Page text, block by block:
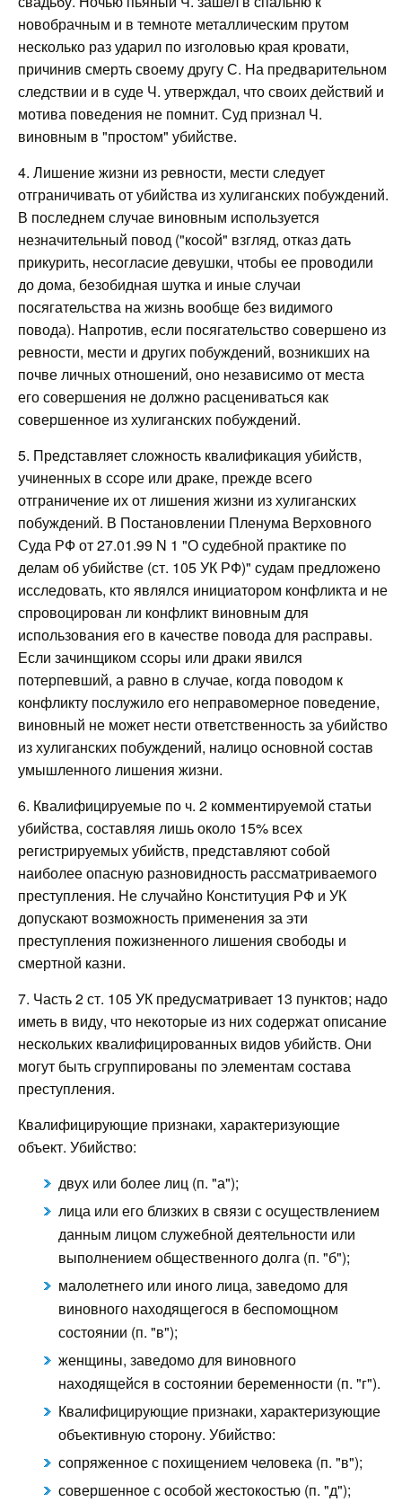
новобрачным и в темноте металлическим прутом
несколько раз ударил по изголовью края кровати,
причинив смерть своему другу С. На предварительном
следствии и в суде Ч. утверждал, что своих действий и
мотива поведения не помнит. Суд признал Ч.
виновным в "простом" убийстве.
4. Лишение жизни из ревности, мести следует
отграничивать от убийства из хулиганских побуждений.
В последнем случае виновным используется
незначительный повод ("косой" взгляд, отказ дать
прикурить, несогласие девушки, чтобы ее проводили
до дома, безобидная шутка и иные случаи
посягательства на жизнь вообще без видимого
повода). Напротив, если посягательство совершено из
ревности, мести и других побуждений, возникших на
почве личных отношений, оно независимо от места
его совершения не должно расцениваться как
совершенное из хулиганских побуждений.
5. Представляет сложность квалификация убийств,
учиненных в ссоре или драке, прежде всего
отграничение их от лишения жизни из хулиганских
побуждений. В Постановлении Пленума Верховного
Суда РФ от 27.01.99 N 1 "О судебной практике по
делам об убийстве (ст. 105 УК РФ)" судам предложено
исследовать, кто являлся инициатором конфликта и не
спровоцирован ли конфликт виновным для
использования его в качестве повода для расправы.
Если зачинщиком ссоры или драки явился
потерпевший, а равно в случае, когда поводом к
конфликту послужило его неправомерное поведение,
виновный не может нести ответственность за убийство
из хулиганских побуждений, налицо основной состав
умышленного лишения жизни.
6. Квалифицируемые по ч. 2 комментируемой статьи
убийства, составляя лишь около 15% всех
регистрируемых убийств, представляют собой
наиболее опасную разновидность рассматриваемого
преступления. Не случайно Конституция РФ и УК
допускают возможность применения за эти
преступления пожизненного лишения свободы и
смертной казни.
7. Часть 2 ст. 105 УК предусматривает 13 пунктов; надо
иметь в виду, что некоторые из них содержат описание
нескольких квалифицированных видов убийств. Они
могут быть сгруппированы по элементам состава
преступления.
Квалифицирующие признаки, характеризующие
объект. Убийство:
двух или более лиц (п. "а");
лица или его близких в связи с осуществлением
данным лицом служебной деятельности или
выполнением общественного долга (п. "б");
малолетнего или иного лица, заведомо для
виновного находящегося в беспомощном
состоянии (п. "в");
женщины, заведомо для виновного
находящейся в состоянии беременности (п. "г").
Квалифицирующие признаки, характеризующие
объективную сторону. Убийство:
сопряженное с похищением человека (п. "в");
совершенное с особой жестокостью (п. "д");